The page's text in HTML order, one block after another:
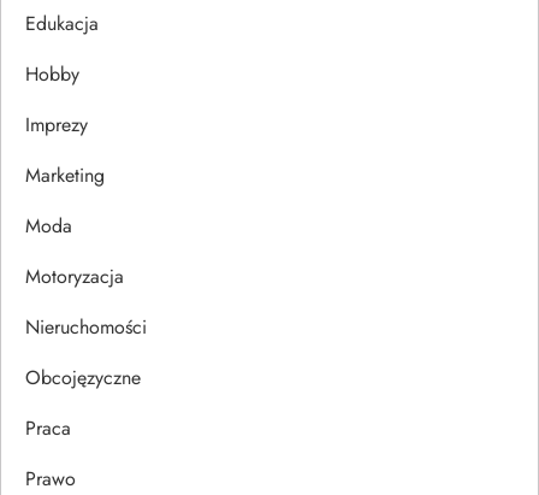
a
w
p
u
Edukacja
Hobby
Imprezy
Marketing
Moda
Motoryzacja
Nieruchomości
Obcojęzyczne
Praca
Prawo